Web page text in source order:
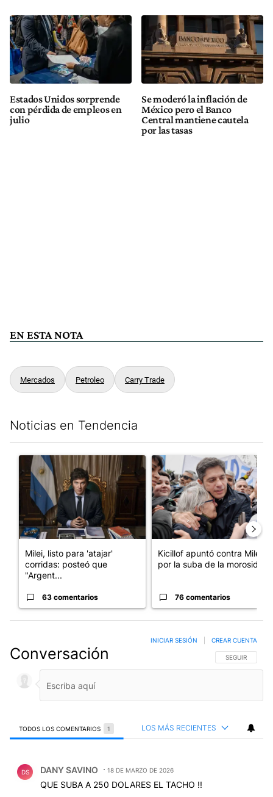
Estados Unidos sorprende
con pérdida de empleos en
julio
Se moderó la inflación de
México pero el Banco
Central mantiene cautela
por las tasas
EN ESTA NOTA
Mercados Petroleo Carry Trade
Noticias en Tendencia
Un artículo de tendencia con el título "Milei, listo para 'atajar'
Milei, listo para 'atajar'
corridas: posteó que
"Argent...
63 comentarios
Un artículo de tendencia con
Kicillof apuntó contra Milei
por la suba de la morosida...
76 comentarios
Conversación SIGA ESTA
SEGUIR
INICIAR SESIÓN CREAR CUENTA
TODOS LOS COMENTARIOS 1 LOS MÁS RECIENTES
DS DANY SAVINO 18 DE MARZO DE 2026
QUE SUBA A 250 DOLARES EL TACHO !!